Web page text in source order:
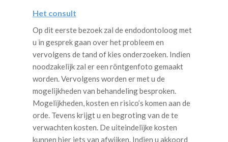
Het consult
Op dit eerste bezoek zal de endodontoloog met
u in gesprek gaan over het probleem en
vervolgens de tand of kies onderzoeken. Indien
noodzakelijk zal er een röntgenfoto gemaakt
worden. Vervolgens worden er met u de
mogelijkheden van behandeling besproken.
Mogelijkheden, kosten en risico’s komen aan de
orde. Tevens krijgt u en begroting van de te
verwachten kosten. De uiteindelijke kosten
kunnen hier iets van afwijken. Indien u akkoord